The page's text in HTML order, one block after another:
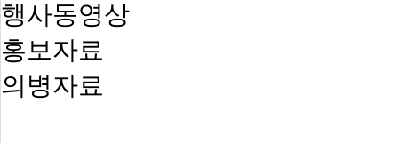
행사동영상
홍보자료
의병자료